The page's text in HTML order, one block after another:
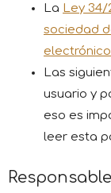
La Ley 34/
sociedad
electrónico
Las
usuario y
eso es
leer esta